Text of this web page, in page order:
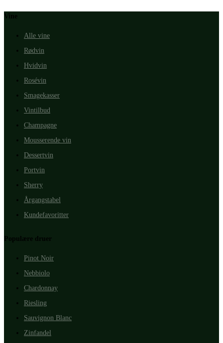
Vine
Alle vine
Rødvin
Hvidvin
Rosévin
Smagekasser
Vintilbud
Champagne
Mousserende vin
Dessertvin
Portvin
Sherry
Årgangstabel
Kundefavoritter
Populære druer
Pinot Noir
Nebbiolo
Chardonnay
Riesling
Sauvignon Blanc
Zinfandel